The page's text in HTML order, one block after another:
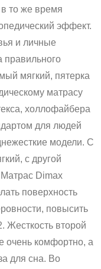
то же время
эффект.
и личные
правильного
мягкий, пятерка
матрасу
холлофайбера
для людей
модели. С
с другой
Dimax
поверхность
повысить
Жесткость второй
очень комфортно, а
для сна. Во